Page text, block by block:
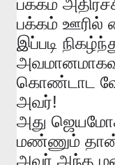
பக்கம்
பக்கம் ஊரில்
இப்படி
கொண்டாட
அவர்!
அது
மண்ணும்
அவர் அந்த